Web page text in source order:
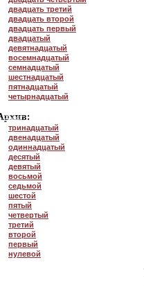
двадцать третий
двадцать второй
двадцать первый
двадцатый
девятнадцатый
восемнадцатый
семнадцатый
шестнадцатый
пятнадцатый
четырнадцатый
тринадцатый
двенадцатый
одиннадцатый
десятый
девятый
восьмой
седьмой
шестой
пятый
четвертый
третий
второй
первый
нулевой